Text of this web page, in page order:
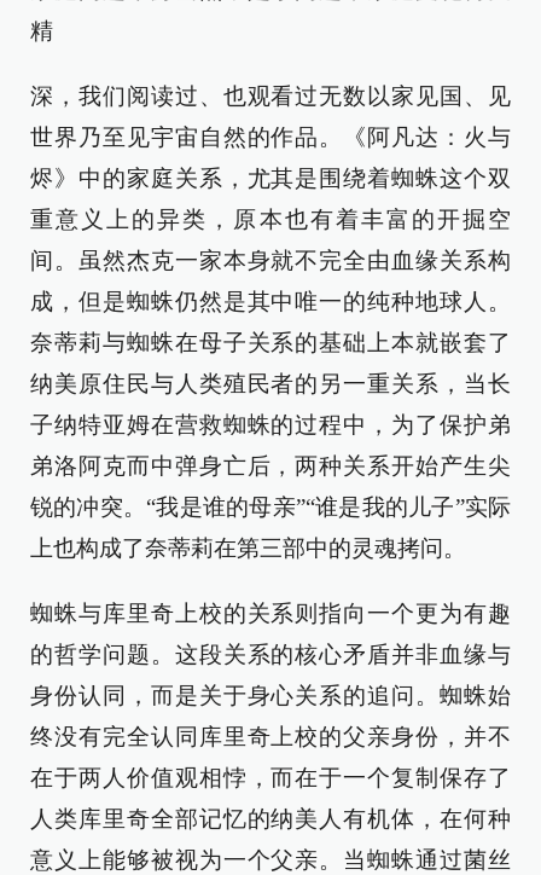
精
深，我们阅读过、也观看过无数以家见国、见
世界乃至见宇宙自然的作品。《阿凡达：火与
烬》中的家庭关系，尤其是围绕着蜘蛛这个双
重意义上的异类，原本也有着丰富的开掘空
间。虽然杰克一家本身就不完全由血缘关系构
成，但是蜘蛛仍然是其中唯一的纯种地球人。
奈蒂莉与蜘蛛在母子关系的基础上本就嵌套了
纳美原住民与人类殖民者的另一重关系，当长
子纳特亚姆在营救蜘蛛的过程中，为了保护弟
弟洛阿克而中弹身亡后，两种关系开始产生尖
锐的冲突。“我是谁的母亲”“谁是我的儿子”实际
上也构成了奈蒂莉在第三部中的灵魂拷问。
蜘蛛与库里奇上校的关系则指向一个更为有趣
的哲学问题。这段关系的核心矛盾并非血缘与
身份认同，而是关于身心关系的追问。蜘蛛始
终没有完全认同库里奇上校的父亲身份，并不
在于两人价值观相悖，而在于一个复制保存了
人类库里奇全部记忆的纳美人有机体，在何种
意义上能够被视为一个父亲。当蜘蛛通过菌丝